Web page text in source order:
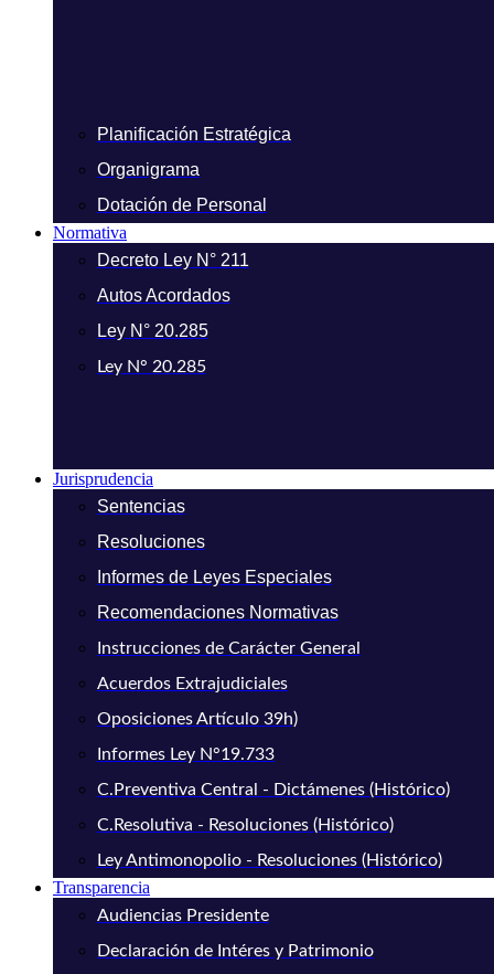
Planificación Estratégica
Organigrama
Dotación de Personal
Normativa
Decreto Ley N° 211
Autos Acordados
Ley N° 20.285
Ley N° 20.285
Jurisprudencia
Sentencias
Resoluciones
Informes de Leyes Especiales
Recomendaciones Normativas
Instrucciones de Carácter General
Acuerdos Extrajudiciales
Oposiciones Artículo 39h)
Informes Ley N°19.733
C.Preventiva Central - Dictámenes (Histórico)
C.Resolutiva - Resoluciones (Histórico)
Ley Antimonopolio - Resoluciones (Histórico)
Transparencia
Audiencias Presidente
Declaración de Intéres y Patrimonio